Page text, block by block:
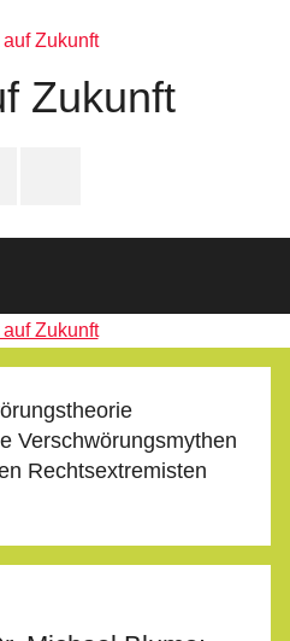
Zukunft
Verschwörungsmythen
Rechtsextremisten